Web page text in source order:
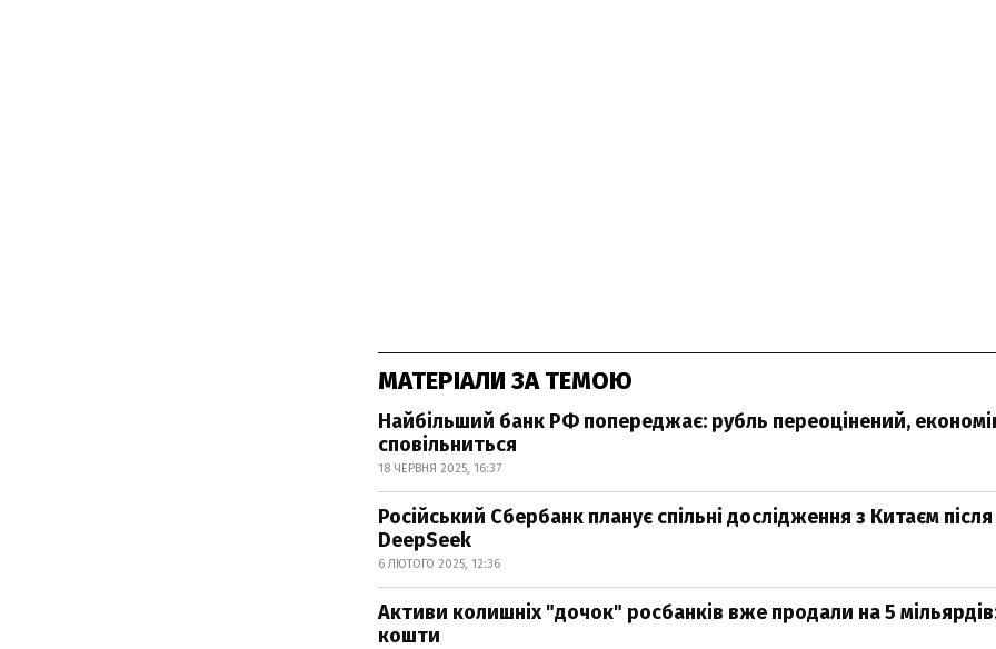
МАТЕРІАЛИ ЗА ТЕМОЮ
Найбільший банк РФ попереджає: рубль переоцінений,
сповільниться
18 ЧЕРВНЯ 2025, 16:37
Російський Сбербанк планує спільні дослідження з Китаєм
DeepSeek
6 ЛЮТОГО 2025, 12:36
Активи колишніх "дочок" росбанків вже продали на 5
кошти